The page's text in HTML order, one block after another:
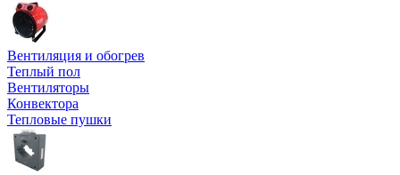
Вентиляция и обогрев
Теплый пол
Вентиляторы
Конвектора
Тепловые пушки